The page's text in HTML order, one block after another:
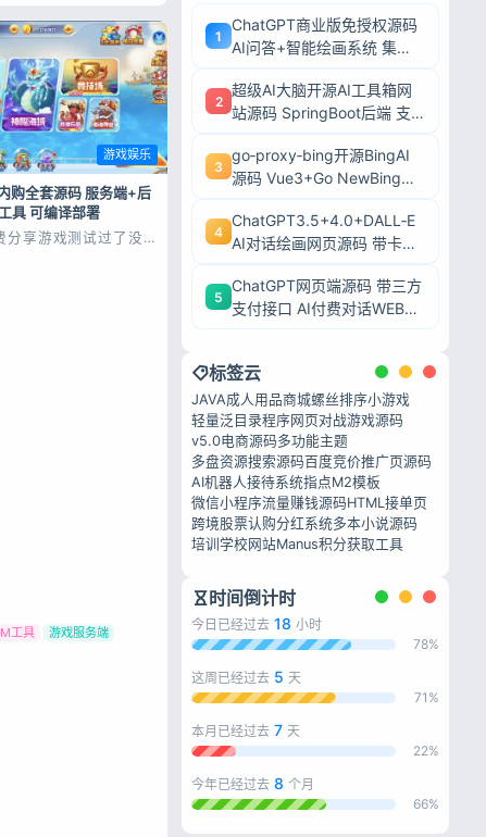
游戏娱乐
购全套源码 服务端+后
具 可编译部署
分享游戏测试过了没什
工具 游戏服务端
1
ChatGPT商业版免授权源码
AI问答+智能绘画系统 集成
2
超级AI大脑开源AI工具箱网
站源码 SpringBoot后端 支
3
go‑proxy‑bing开源BingAI
源码 Vue3+Go NewBing网
4
ChatGPT3.5+4.0+DALL‑E
AI对话绘画网页源码 带卡密
5
ChatGPT网页端源码 带三方
支付接口 AI付费对话WEB系
标签云
JAVA成人用品商城螺丝排序小游戏
轻量泛目录程序网页对战游戏源码
v5.0电商源码多功能主题
多盘资源搜索源码百度竞价推广页源码
AI机器人接待系统指点M2模板
微信小程序流量赚钱源码HTML接单页
跨境股票认购分红系统多本小说源码
培训学校网站Manus积分获取工具
时间倒计时
今日已经过去 18 小时
78%
这周已经过去 5 天
71%
本月已经过去 7 天
22%
今年已经过去 8 个月
66%